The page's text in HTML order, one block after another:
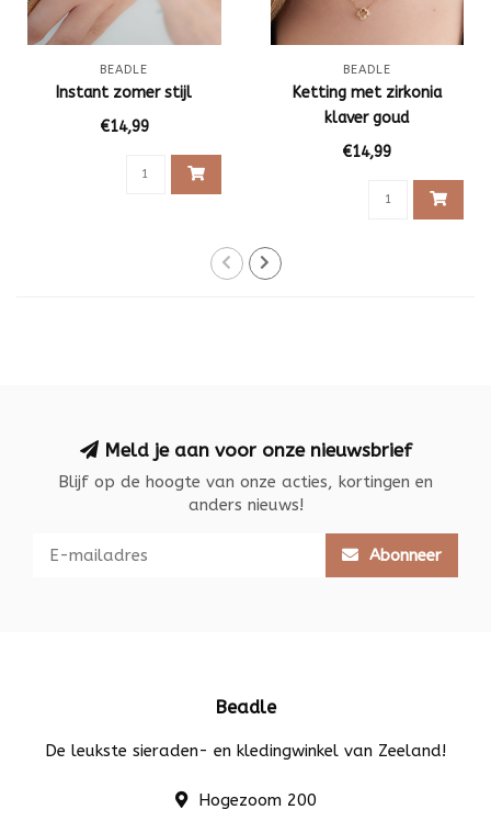
BEADLE
Instant zomer stijl
€14,99
BEADLE
Ketting met zirkonia
klaver goud
€14,99
Meld je aan voor onze nieuwsbrief
Blijf op de hoogte van onze acties, kortingen en
anders nieuws!
Abonneer
Beadle
De leukste sieraden- en kledingwinkel van Zeeland!
Hogezoom 200